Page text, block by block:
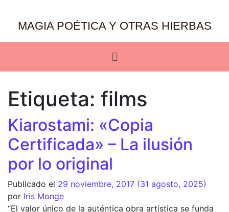
MAGIA POÉTICA Y OTRAS HIERBAS
Etiqueta: films
Kiarostami: «Copia
Certificada» – La ilusión
por lo original
Publicado el 29 noviembre, 2017 (31 agosto, 2025)
por Iris Monge
“El valor único de la auténtica obra artística se funda